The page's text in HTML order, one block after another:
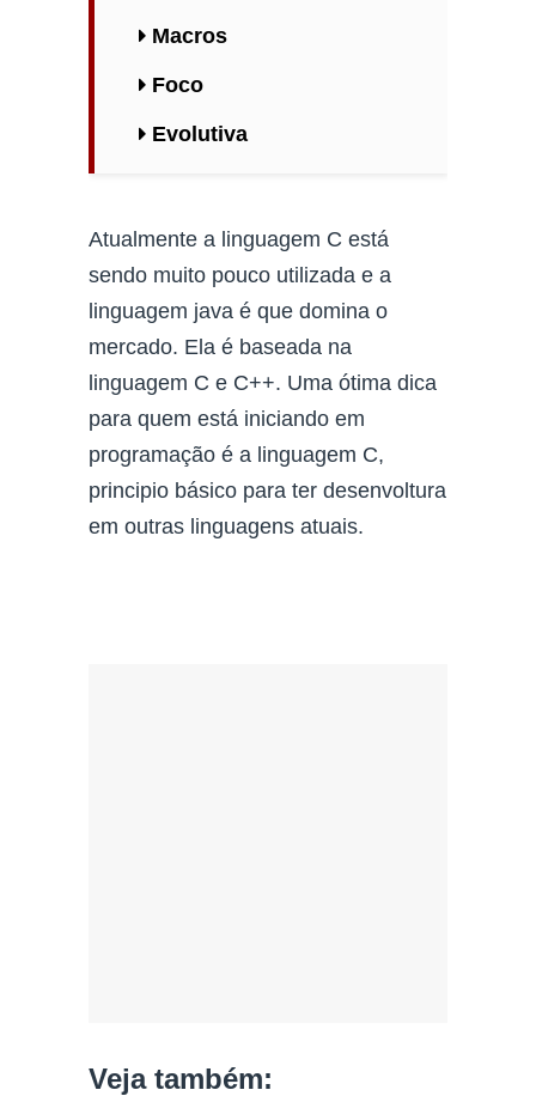
Macros
Foco
Evolutiva
Atualmente a linguagem C está
sendo muito pouco utilizada e a
linguagem java é que domina o
mercado. Ela é baseada na
linguagem C e C++. Uma ótima dica
para quem está iniciando em
programação é a linguagem C,
principio básico para ter desenvoltura
em outras linguagens atuais.
Veja também: